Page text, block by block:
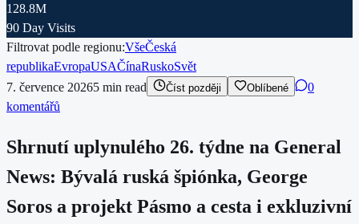
128.8M
90 Day Visits
Filtrovat podle regionu:VšeČeská
republikaEvropaUSAČínaRuskoSvět
7. července 20265 min read Číst později Oblíbené
0
komentářů
Shrnutí uplynulého 26. týdne na General
News: Bývalá ruská špiónka, George
Soros a projekt Pásmo a cesta i exkluzivní